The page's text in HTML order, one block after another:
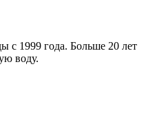
с 1999 года. Больше 20 лет
воду.